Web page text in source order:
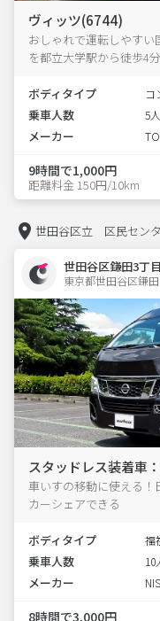
ヴィッツ(6744)
おしゃれで運転しやす
を都立大学駅から徒歩4
ボディタイプ コ
乗車人数 5人
メーカー
9時間で1,000円
距離料金 150円/10km
世田谷区立 区民セン
世田谷区鎌田3丁
東京都世田谷区鎌
スタッドレス装着車
車いすの移動に使える
カーシェアできる
ボディタイプ 福
乗車人数 10
メーカー
8時間で3,000円